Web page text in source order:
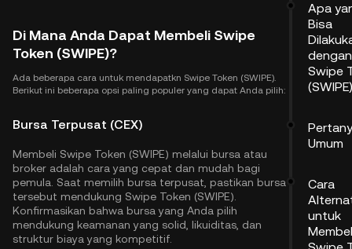
Di Mana Anda Dapat Membeli Swipe
Token (SWIPE)?
Ada beberapa cara untuk mendapatkn Swipe Token (SWIPE).
Berikut ini beberapa opsi paling populer yang dapat Anda pilih:
Bursa Terpusat (CEX)
Membeli Swipe Token (SWIPE) melalui bursa atau
broker adalah cara yang cepat dan mudah bagi
pemula. Saat memilih bursa terpusat, pastikan bursa
tersebut mendukung Swipe Token (SWIPE).
Konfirmasikan bahwa bursa yang Anda pilih
mendukung keamanan yang solid, likuiditas, dan
struktur biaya yang kompetitif.
Apa
Bisa
dengan
Swipe
Umum
Cara
untuk